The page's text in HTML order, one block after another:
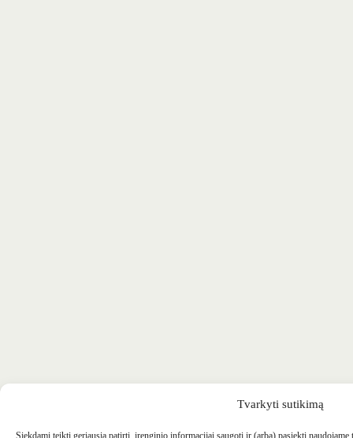
Tvarkyti sutikimą
Siekdami teikti geriausią patirtį, įrenginio informacijai saugoti ir (arba) pasiekti